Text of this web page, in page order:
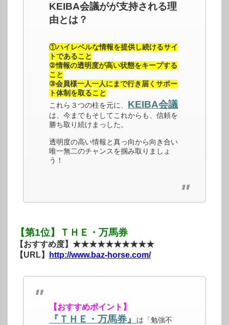
KEIBA会議がが支持される理
由とは？
①ハイレベルな情報を提供し続けるサイ
トであること
②情報の透明度が高い状態をキープする
こと
③会員様一人一人にまで行き届くサポー
ト体制を取ること
これら３つの柱を元に、 KEIBA会議
は、今までもそしてこれからも、信頼を
勝ち取り続けまっした。
透明度の高い情報と真っ向から向き合い
唯一無二のチャンスを掴み取りましょ
う！
【第1位】ＴＨＥ・万馬券
【おすすめ度】★★★★★★★★★★
【URL】
http://www.baz-horse.com/
【おすすめポイント】
『ＴＨＥ・万馬券』
は「勉強不